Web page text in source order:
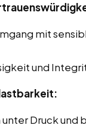
mit
und
Druck und